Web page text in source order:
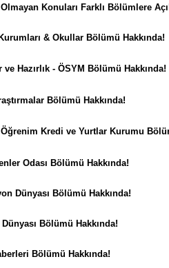
Konuları Farklı Bölümlere
& Okullar Bölümü Hakkında!
ve Hazırlık - ÖSYM Bölümü Hakkında!
Bölümü Hakkında!
Kredi ve Yurtlar Kurumu
Odası Bölümü Hakkında!
Dünyası Bölümü Hakkında!
Bölümü Hakkında!
Bölümü Hakkında!